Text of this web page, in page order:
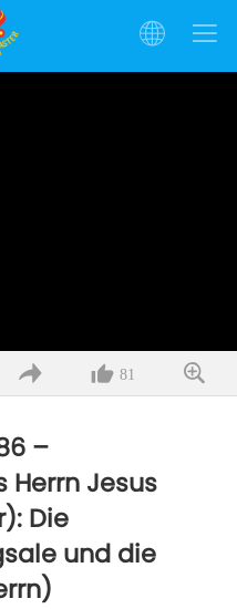
81
–
Herrn Jesus
Die
und die